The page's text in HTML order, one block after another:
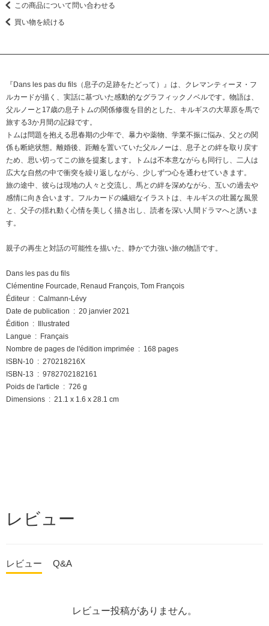
この商品について問い合わせる
買い物を続ける
『Dans les pas du fils（息子の足跡をたどって）』は、クレマンティーヌ・フ
ルカードが描く、実話に基づいた感動的なグラフィックノベルです。物語は、
父ルノーと17歳の息子トムの関係修復を目的とした、キルギスの大草原を馬で
旅する3か月間の記録です。
トムは問題を抱える思春期の少年で、暴力や薬物、学業不振に悩み、父との関
係も断絶状態。離婚後、距離を置いていた父ルノーは、息子との絆を取り戻す
ため、思い切ってこの旅を提案します。トムは不本意ながらも同行し、二人は
広大な自然の中で衝突を繰り返しながら、少しずつ心を通わせていきます。
旅の途中、彼らは現地の人々と交流し、馬との絆を深めながら、互いの過去や
感情に向き合います。フルカードの繊細なイラストは、キルギスの壮麗な風景
と、父子の揺れ動く心情を美しく描き出し、読者を深い人間ドラマへと誘いま
す。
親子の再生と対話の可能性を描いた、静かで力強い旅の物語です。
Dans les pas du fils
Clémentine Fourcade, Renaud François, Tom François
Éditeur ‏ : ‎ Calmann-Lévy
Date de publication ‏ : ‎ 20 janvier 2021
Édition ‏ : ‎ Illustrated
Langue ‏ : ‎ Français
Nombre de pages de l'édition imprimée ‏ : ‎ 168 pages
ISBN-10 ‏ : ‎ 270218216X
ISBN-13 ‏ : ‎ 9782702182161
Poids de l'article ‏ : ‎ 726 g
Dimensions ‏ : ‎ 21.1 x 1.6 x 28.1 cm
レビュー
レビュー Q&A
レビュー投稿がありません。